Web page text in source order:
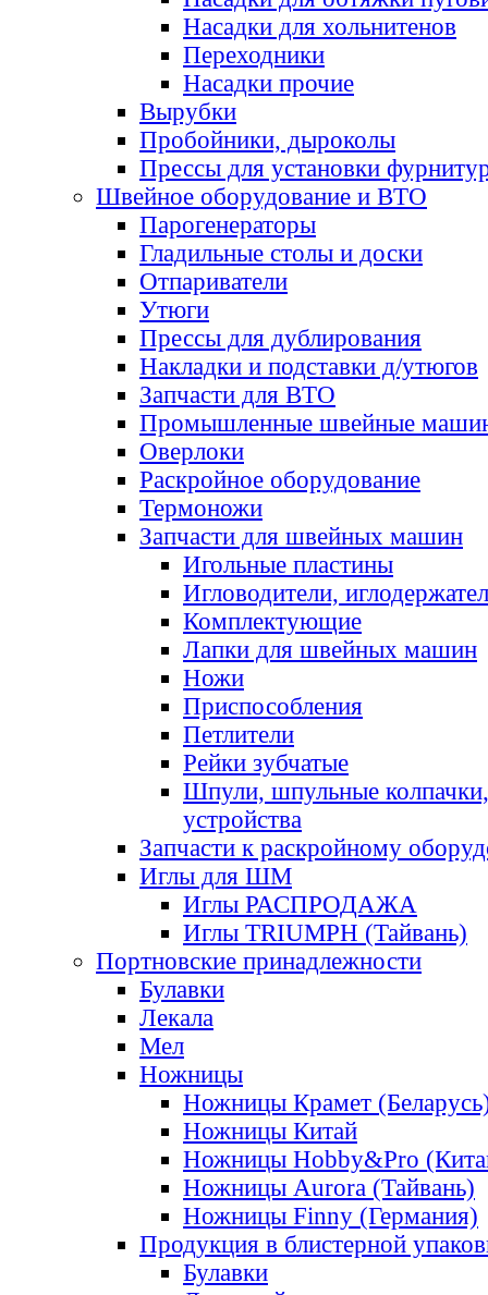
Насадки для хольнитенов
Переходники
Насадки прочие
Вырубки
Пробойники, дыроколы
Прессы для установки
Швейное оборудование и ВТО
Парогенераторы
Гладильные столы и доски
Отпариватели
Утюги
Прессы для дублирования
Накладки и подставки д/утюгов
Запчасти для ВТО
Промышленные швейные
Оверлоки
Раскройное оборудование
Термоножи
Запчасти для швейных машин
Игольные пластины
Игловодители,
Комплектующие
Лапки для швейных машин
Ножи
Приспособления
Петлители
Рейки зубчатые
Шпули, шпульные
устройства
Запчасти к раскройному
Иглы для ШМ
Иглы РАСПРОДАЖА
Иглы TRIUMPH (Тайвань)
Портновские принадлежности
Булавки
Лекала
Мел
Ножницы
Ножницы Крамет
Ножницы Китай
Ножницы Hobby&Pro
Ножницы Aurora (Тайвань)
Ножницы Finny (Германия)
Продукция в блистерной
Булавки